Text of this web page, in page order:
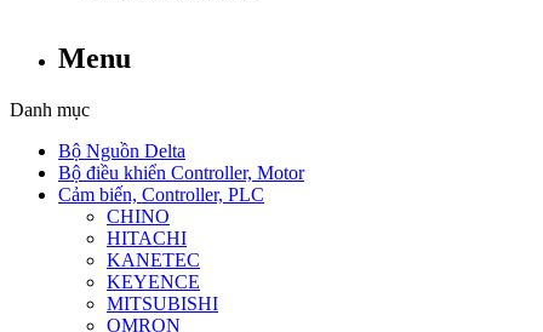
Menu
Danh mục
Bộ Nguồn Delta
Bộ điều khiển Controller, Motor
Cảm biến, Controller, PLC
CHINO
HITACHI
KANETEC
KEYENCE
MITSUBISHI
OMRON